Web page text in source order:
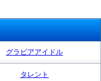
グラビアアイドル
タレント